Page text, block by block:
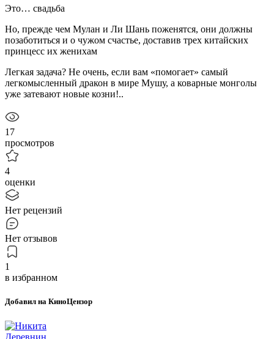
Это… свадьба
Но, прежде чем Мулан и Ли Шань поженятся, они должны
позаботиться и о чужом счастье, доставив трех китайских
принцесс их женихам
Легкая задача? Не очень, если вам «помогает» самый
легкомысленный дракон в мире Мушу, а коварные монголы
уже затевают новые козни!..
17
просмотров
4
оценки
Нет рецензий
Нет отзывов
1
в избранном
Добавил на КиноЦензор